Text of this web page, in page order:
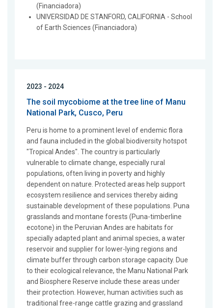
(Financiadora)
UNIVERSIDAD DE STANFORD, CALIFORNIA - School
of Earth Sciences (Financiadora)
2023 - 2024
The soil mycobiome at the tree line of Manu
National Park, Cusco, Peru
Peru is home to a prominent level of endemic flora
and fauna included in the global biodiversity hotspot
"Tropical Andes". The country is particularly
vulnerable to climate change, especially rural
populations, often living in poverty and highly
dependent on nature. Protected areas help support
ecosystem resilience and services thereby aiding
sustainable development of these populations. Puna
grasslands and montane forests (Puna-timberline
ecotone) in the Peruvian Andes are habitats for
specially adapted plant and animal species, a water
reservoir and supplier for lower-lying regions and
climate buffer through carbon storage capacity. Due
to their ecological relevance, the Manu National Park
and Biosphere Reserve include these areas under
their protection. However, human activities such as
traditional free-range cattle grazing and grassland